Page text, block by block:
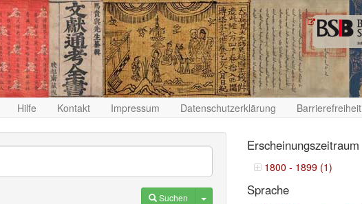
Hilfe Kontakt Impressum Datenschutzerklärung Barrierefreiheit
Suchen Toggle Dropdown
Erscheinungszeitraum
1800 - 1899 (1)
Sprache